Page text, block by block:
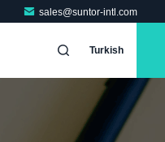
sales@suntor-intl.com
Turkish